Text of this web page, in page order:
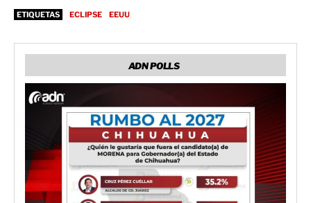
ETIQUETAS ECLIPSE EEUU
ADN POLLS